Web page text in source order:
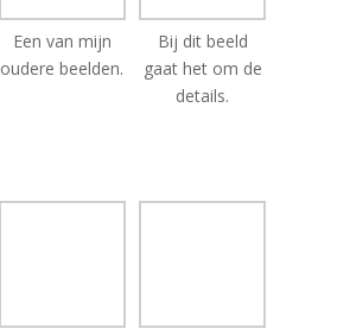
Een van mijn
oudere beelden.
Bij dit beeld
gaat het om de
details.
oudere beelden.
ribben van de